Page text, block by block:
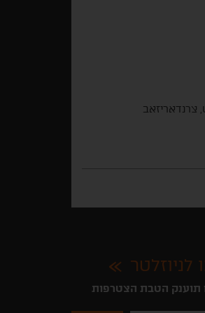
צרנדאריזאב
לניוזלטר
תוענק הטבת הצטרפות